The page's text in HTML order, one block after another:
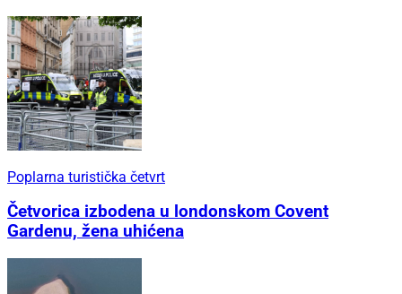
Poplarna turistička četvrt
Četvorica izbodena u londonskom Covent
Gardenu, žena uhićena